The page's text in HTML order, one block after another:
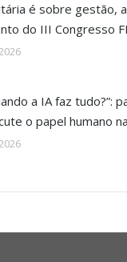
é sobre gestão,
do III Congresso
a IA faz tudo?”:
o papel humano